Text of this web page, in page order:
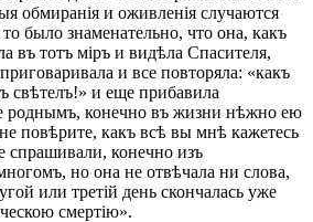
обмиранія и оживленія случаются
было знаменательно, что она, какъ
въ тотъ міръ и видѣла Спасителя,
и все повторяла: «какъ
свѣтелъ!» и еще прибавила
конечно въ жизни нѣжно ею
повѣрите, какъ всѣ вы мнѣ кажетесь
спрашивали, конечно изъ
но она не отвѣчала ни слова,
или третій день скончалась уже
смертію».